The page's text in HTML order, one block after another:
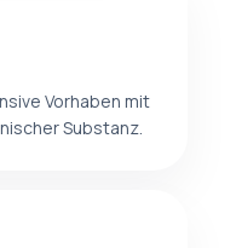
Vorhaben mit
Substanz.